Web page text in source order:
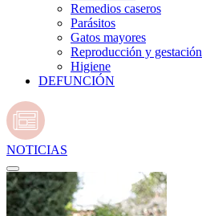
Remedios caseros
Parásitos
Gatos mayores
Reproducción y gestación
Higiene
DEFUNCIÓN
NOTICIAS